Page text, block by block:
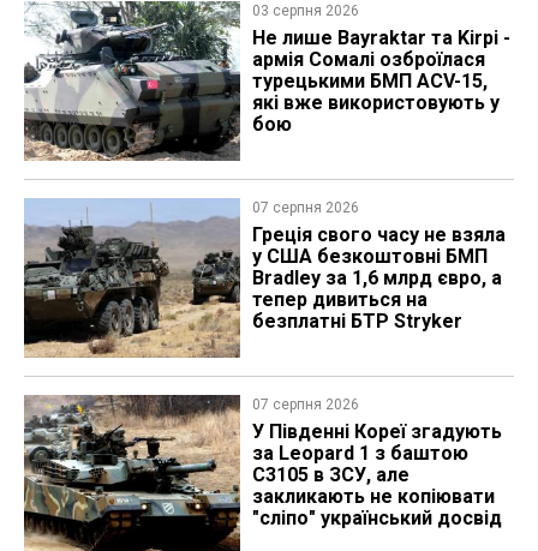
03 серпня 2026
Не лише Bayraktar та Kirpi -
армія Сомалі озброїлася
турецькими БМП ACV-15,
які вже використовують у
бою
07 серпня 2026
Греція свого часу не взяла
у США безкоштовні БМП
Bradley за 1,6 млрд євро, а
тепер дивиться на
безплатні БТР Stryker
07 серпня 2026
У Південні Кореї згадують
за Leopard 1 з баштою
C3105 в ЗСУ, але
закликають не копіювати
"сліпо" український досвід